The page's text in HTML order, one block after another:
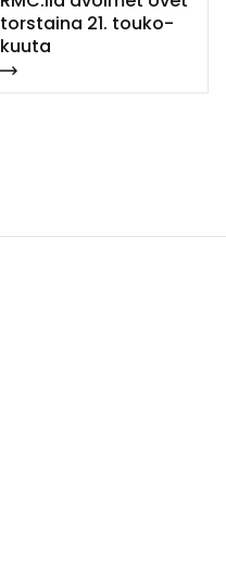
tors­tai­na 21. tou­ko­
kuu­ta